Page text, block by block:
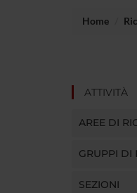
Home
ATTIVITÀ
AREE DI
GRUPPI DI
SEZIONI